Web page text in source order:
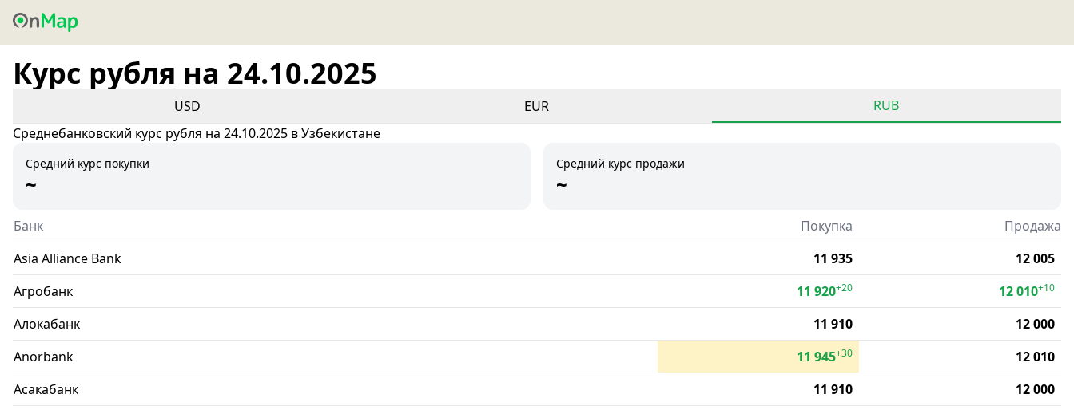
Курс рубля на 24.10.2025
USD EUR
RUB
Среднебанковский курс рубля на 24.10.2025 в Узбекистане
Средний курс покупки
~
Средний курс продажи
~
Банк Покупка
Продажа
Asia Alliance Bank
11 935
12 005
Агробанк
11 920+20 12 010+10
Алокабанк 11 910
12 000
Anorbank
11 945+30
12 010
Асакабанк
11 910
12 000